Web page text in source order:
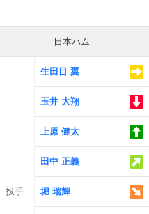
日本ハム
投手
生田目 翼
玉井 大翔
上原 健太
田中 正義
堀 瑞輝